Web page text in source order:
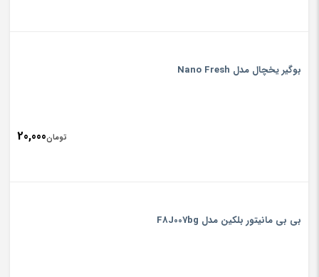
بوگیر یخچال مدل Nano Fresh
تومان20,000
بی بی مانیتور بلکین مدل F8J007bg